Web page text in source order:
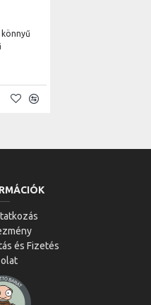
és Fizetés